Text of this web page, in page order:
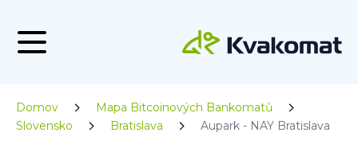
Domov
Mapa Bitcoinových Bankomatů
Slovensko
Bratislava Aupark - NAY Bratislava